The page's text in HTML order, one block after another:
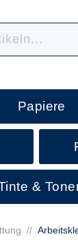
Papiere
&
//